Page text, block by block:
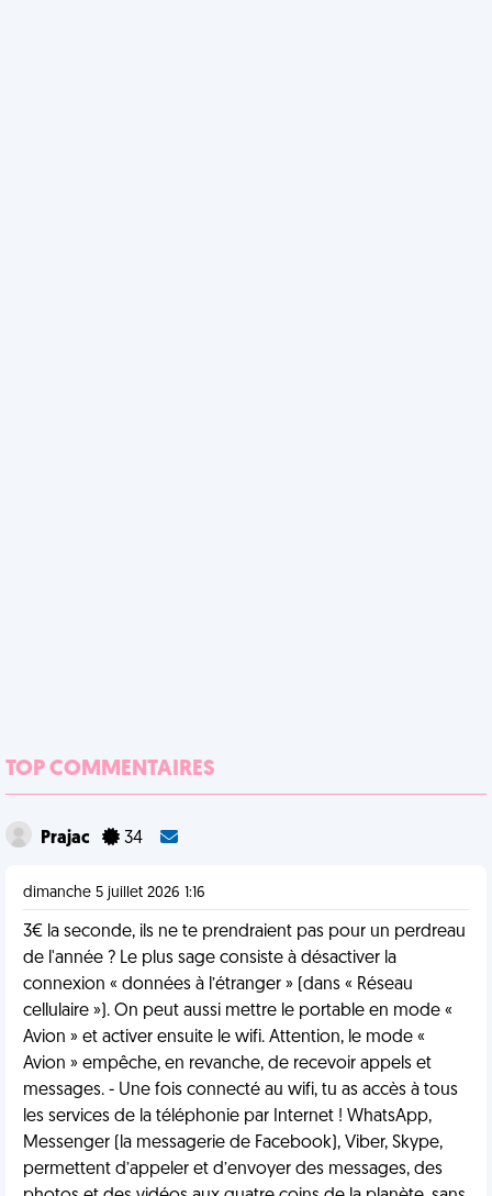
TOP COMMENTAIRES
Prajac 34
dimanche 5 juillet 2026 1:16
3€ la seconde, ils ne te prendraient pas pour un perdreau
de l'année ? Le plus sage consiste à désactiver la
connexion « données à l’étranger » (dans « Réseau
cellulaire »). On peut aussi mettre le portable en mode «
Avion » et activer ensuite le wifi. Attention, le mode «
Avion » empêche, en revanche, de recevoir appels et
messages. - Une fois connecté au wifi, tu as accès à tous
les services de la téléphonie par Internet ! WhatsApp,
Messenger (la messagerie de Facebook), Viber, Skype,
permettent d’appeler et d’envoyer des messages, des